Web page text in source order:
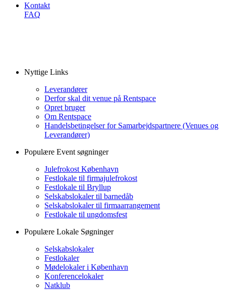
Kontakt
FAQ
Nyttige Links
Leverandører
Derfor skal dit venue på Rentspace
Opret bruger
Om Rentspace
Handelsbetingelser for Samarbejdspartnere (Venues og
Leverandører)
Populære Event søgninger
Julefrokost København
Festlokale til firmajulefrokost
Festlokale til Bryllup
Selskabslokaler til barnedåb
Selskabslokaler til firmaarrangement
Festlokale til ungdomsfest
Populære Lokale Søgninger
Selskabslokaler
Festlokaler
Mødelokaler i København
Konferencelokaler
Natklub